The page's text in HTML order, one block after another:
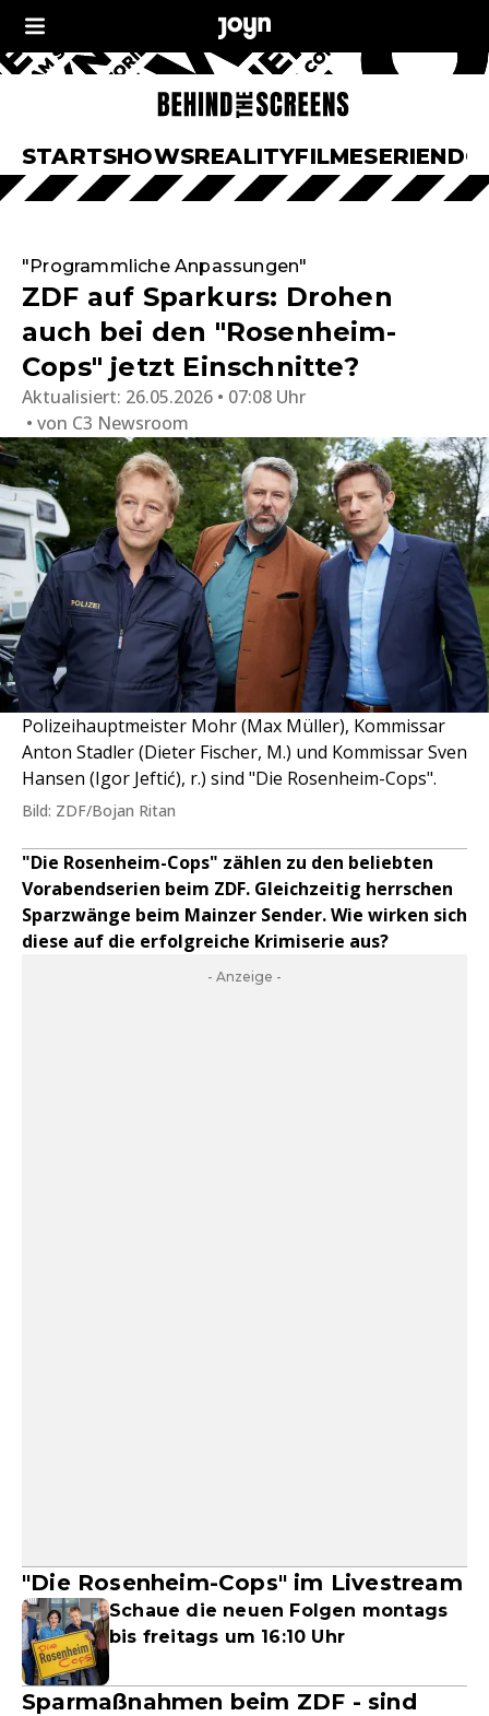
STARTSHOWSREALITYFILMESERIEN
"Programmliche Anpassungen"
ZDF auf Sparkurs: Drohen
auch bei den "Rosenheim-
Cops" jetzt Einschnitte?
Aktualisiert: 26.05.2026 • 07:08 Uhr
von C3 Newsroom
Polizeihauptmeister Mohr (Max Müller), Kommissar
Anton Stadler (Dieter Fischer, M.) und Kommissar Sven
Hansen (Igor Jeftić), r.) sind "Die Rosenheim-Cops".
Bild: ZDF/Bojan Ritan
"Die Rosenheim-Cops" zählen zu den beliebten
Vorabendserien beim ZDF. Gleichzeitig herrschen
Sparzwänge beim Mainzer Sender. Wie wirken sich
diese auf die erfolgreiche Krimiserie aus?
- Anzeige -
"Die Rosenheim-Cops" im Livestream
Schaue die neuen Folgen montags
bis freitags um 16:10 Uhr
Sparmaßnahmen beim ZDF - sind